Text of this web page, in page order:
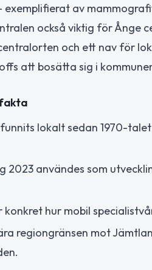
exemplifierat av
också viktig för Ånge
och ett nav för
att bosätta sig i
lokalt sedan 1970-
2023 användes som
hur mobil
regiongränsen mot